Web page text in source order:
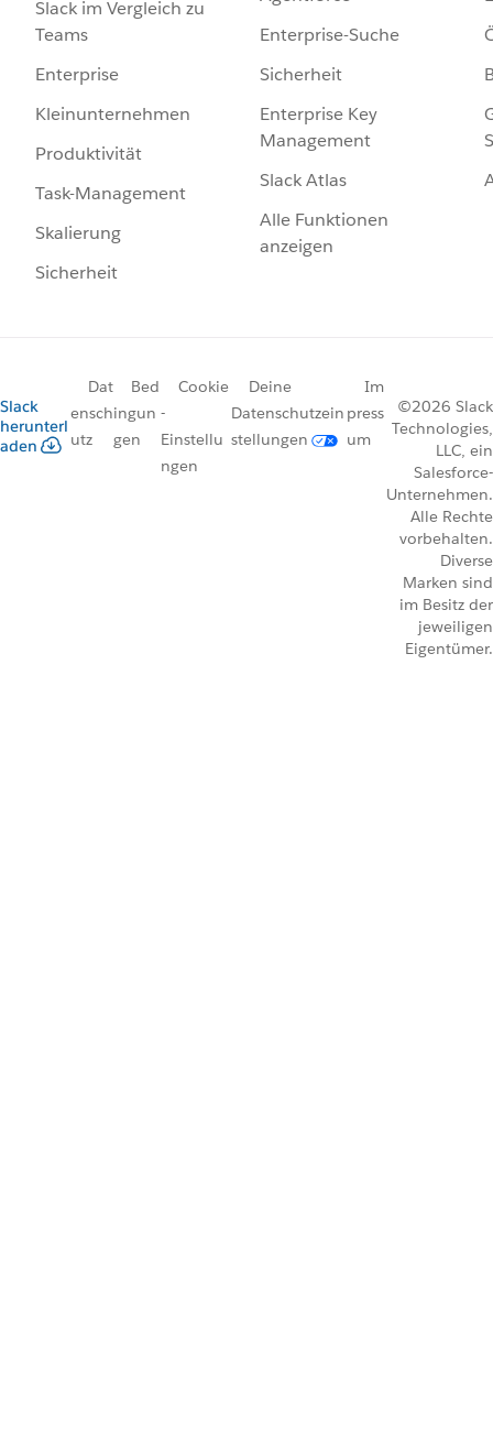
Slack im Vergleich zu
Teams
Enterprise
Kleinunternehmen
Produktivität
Task-Management
Skalierung
Sicherheit
Enterprise-Suche
Sicherheit
Enterprise Key
Management
Slack Atlas
Alle Funktionen
anzeigen
Slack
herunterl
aden
Dat
ensch
utz
Bed
ingun
gen
Cookie
-
Einstellu
ngen
Deine
Datenschutzein
stellungen
Im
press
um
©2026 Slack
Technologies,
LLC, ein
Salesforce-
Unternehmen.
Alle Rechte
vorbehalten.
Diverse
Marken sind
im Besitz der
jeweiligen
Eigentümer.